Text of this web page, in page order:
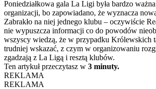
Poniedziałkowa gala La Ligi była bardzo ważna
organizacji, bo zapowiadano, że wyznacza
Zabrakło na niej jednego klubu – oczywiście
nie wypuszcza informacji co do powodów
wszyscy wiedzą, że w przypadku Królewskich
trudniej wskazać, z czym w organizowaniu
zgadzają z La Ligą i resztą klubów.
Ten artykuł przeczytasz w 3 minuty.
REKLAMA
REKLAMA